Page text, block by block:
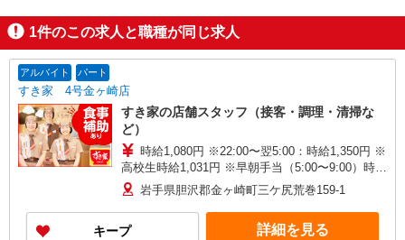
1件のこの求人と職種が同じ求人
アルバイト パート
すき家 4号金ヶ崎店
すき家の店舗スタッフ（接客・調理・清掃な
ど）
時給1,080円 ※22:00〜翌5:00：時給1,350円 ※
高校生時給1,031円 ※早朝手当（5:00〜9:00）時給
＋150円
岩手県胆沢郡金ヶ崎町三ケ尻荒巻159-1
キープ 詳細を見る